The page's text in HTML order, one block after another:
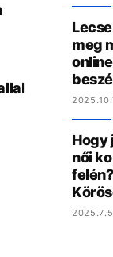
meg
Hogy
női